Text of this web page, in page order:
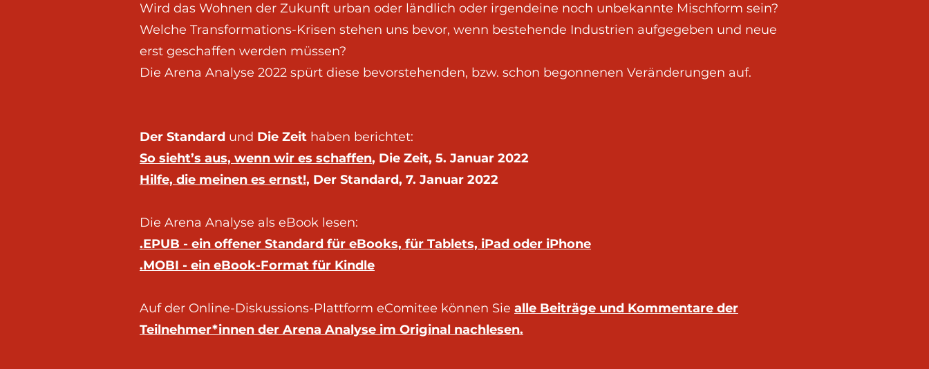
Wird das Wohnen der Zukunft urban oder ländlich oder irgendeine noch unbekannte Mischform sein?
Welche Transformations-Krisen stehen uns bevor, wenn bestehende Industrien aufgegeben und neue
erst geschaffen werden müssen?
Die Arena Analyse 2022 spürt diese bevorstehenden, bzw. schon begonnenen Veränderungen auf.
Der Standard und Die Zeit haben berichtet:
So sieht’s aus, wenn wir es schaffen, Die Zeit, 5. Januar 2022
Hilfe, die meinen es ernst!, Der Standard, 7. Januar 2022
Die Arena Analyse als eBook lesen:
.EPUB - ein offener Standard für eBooks, für Tablets, iPad oder iPhone
.MOBI - ein eBook-Format für Kindle
Auf der Online-Diskussions-Plattform eComitee können Sie alle Beiträge und Kommentare der
Teilnehmer*innen der Arena Analyse im Original nachlesen.